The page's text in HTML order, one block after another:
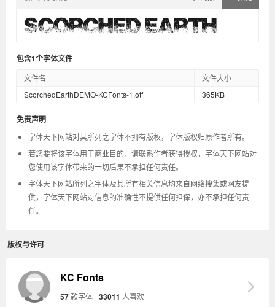
包含1个字体文件
文件名
文件大小
ScorchedEarthDEMO-KCFonts-1.otf
365KB
免责声明
字体天下网站对其所列之字体不拥有版权，字体版权归原作者所有。
若您要将该字体用于商业目的，请联系作者获得授权，字体天下网站对
您使用该字体带来的一切后果不承担任何责任。
字体天下网站所列之字体及其所有相关信息均来自网络搜集或网友提
供，字体天下网站对信息的准确性不提供任何担保，亦不承担任何责
任。
版权与许可
KC Fonts
57款字体 33011 人喜欢